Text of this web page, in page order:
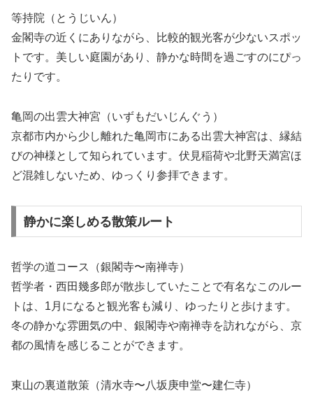
等持院（とうじいん）
金閣寺の近くにありながら、比較的観光客が少ないスポッ
トです。美しい庭園があり、静かな時間を過ごすのにぴっ
たりです。
亀岡の出雲大神宮（いずもだいじんぐう）
京都市内から少し離れた亀岡市にある出雲大神宮は、縁結
びの神様として知られています。伏見稲荷や北野天満宮ほ
ど混雑しないため、ゆっくり参拝できます。
静かに楽しめる散策ルート
哲学の道コース（銀閣寺〜南禅寺）
哲学者・西田幾多郎が散歩していたことで有名なこのルー
トは、1月になると観光客も減り、ゆったりと歩けます。
冬の静かな雰囲気の中、銀閣寺や南禅寺を訪れながら、京
都の風情を感じることができます。
東山の裏道散策（清水寺〜八坂庚申堂〜建仁寺）